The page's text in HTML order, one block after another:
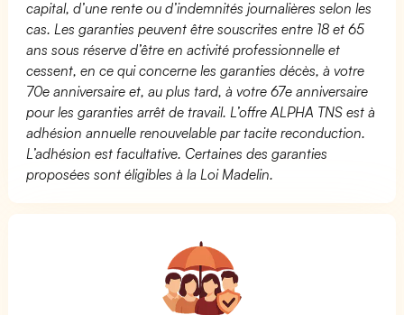
capital, d’une rente ou d’indemnités journalières selon les
cas. Les garanties peuvent être souscrites entre 18 et 65
ans sous réserve d’être en activité professionnelle et
cessent, en ce qui concerne les garanties décès, à votre
70e anniversaire et, au plus tard, à votre 67e anniversaire
pour les garanties arrêt de travail. L’offre ALPHA TNS est à
adhésion annuelle renouvelable par tacite reconduction.
L’adhésion est facultative. Certaines des garanties
proposées sont éligibles à la Loi Madelin.